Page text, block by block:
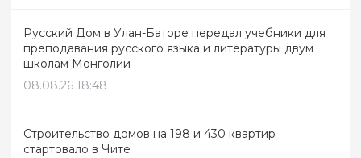
Русский Дом в Улан-Баторе передал учебники для
преподавания русского языка и литературы двум
школам Монголии
08.08.26 18:48
Строительство домов на 198 и 430 квартир
стартовало в Чите